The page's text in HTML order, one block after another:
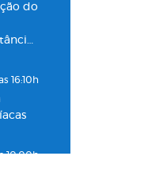
do
16:10h
10:00h